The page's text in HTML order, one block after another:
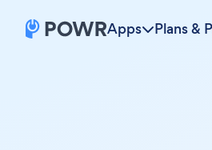
Apps Plans &